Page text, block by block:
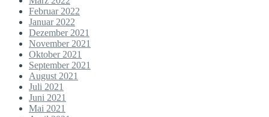
Februar 2022
Januar 2022
Dezember 2021
November 2021
Oktober 2021
September 2021
August 2021
Juli 2021
Juni 2021
Mai 2021